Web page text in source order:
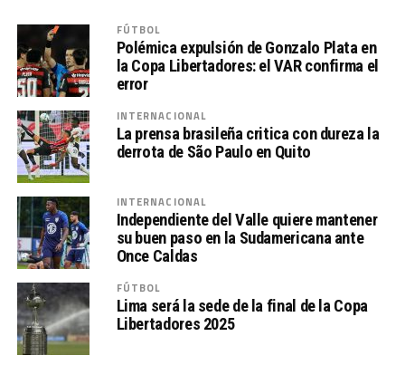
FÚTBOL
Polémica expulsión de Gonzalo Plata en
la Copa Libertadores: el VAR confirma el
error
INTERNACIONAL
La prensa brasileña critica con dureza la
derrota de São Paulo en Quito
INTERNACIONAL
Independiente del Valle quiere mantener
su buen paso en la Sudamericana ante
Once Caldas
FÚTBOL
Lima será la sede de la final de la Copa
Libertadores 2025